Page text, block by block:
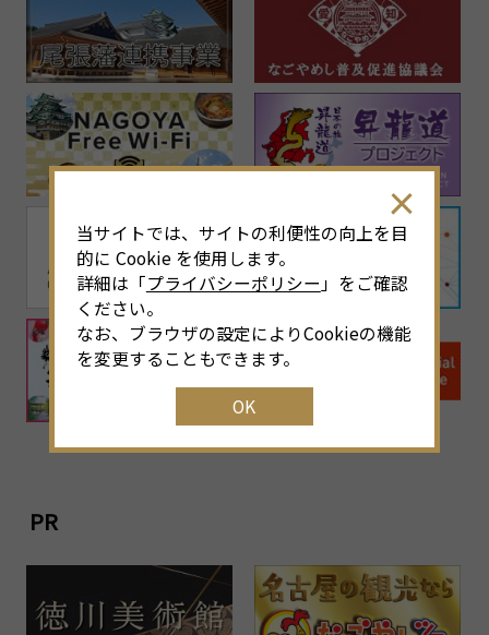
PR
当サイトでは、サイトの利便性の向上を目
的に Cookie を使用します。
詳細は「プライバシーポリシー 」をご確認
ください。
なお、ブラウザの設定によりCookieの機能
を変更することもできます。
OK